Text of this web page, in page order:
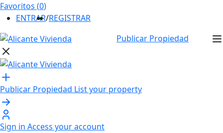
Favoritos (0)
ENTRAR/REGISTRAR
Publicar Propiedad
Publicar Propiedad List your property
Sign in Access your account